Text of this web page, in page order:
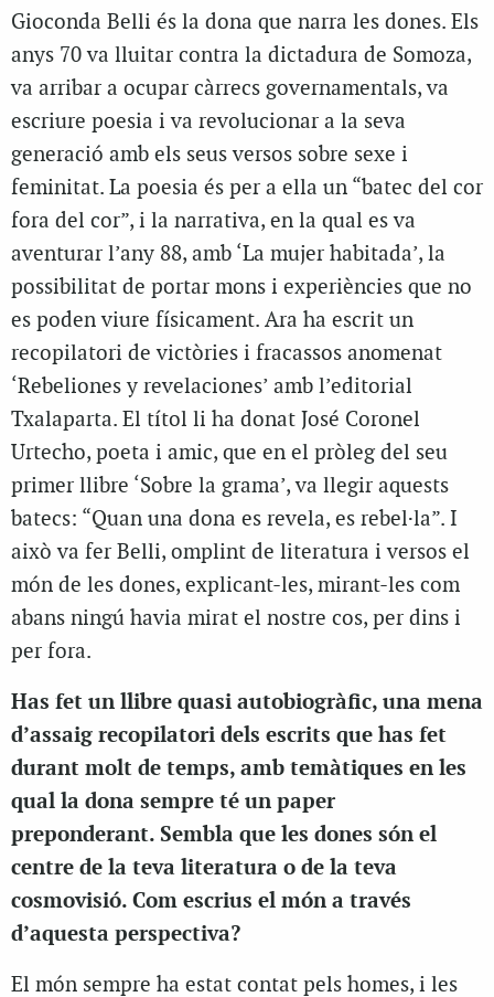
Gioconda Belli és la dona que narra les dones. Els
anys 70 va lluitar contra la dictadura de Somoza,
va arribar a ocupar càrrecs governamentals, va
escriure poesia i va revolucionar a la seva
generació amb els seus versos sobre sexe i
feminitat. La poesia és per a ella un “batec del cor
fora del cor”, i la narrativa, en la qual es va
aventurar l’any 88, amb ‘La mujer habitada’, la
possibilitat de portar mons i experiències que no
es poden viure físicament. Ara ha escrit un
recopilatori de victòries i fracassos anomenat
‘Rebeliones y revelaciones’ amb l’editorial
Txalaparta. El títol li ha donat José Coronel
Urtecho, poeta i amic, que en el pròleg del seu
primer llibre ‘Sobre la grama’, va llegir aquests
batecs: “Quan una dona es revela, es rebel·la”. I
això va fer Belli, omplint de literatura i versos el
món de les dones, explicant-les, mirant-les com
abans ningú havia mirat el nostre cos, per dins i
per fora.
Has fet un llibre quasi autobiogràfic, una mena
d’assaig recopilatori dels escrits que has fet
durant molt de temps, amb temàtiques en les
qual la dona sempre té un paper
preponderant. Sembla que les dones són el
centre de la teva literatura o de la teva
cosmovisió. Com escrius el món a través
d’aquesta perspectiva?
El món sempre ha estat contat pels homes, i les